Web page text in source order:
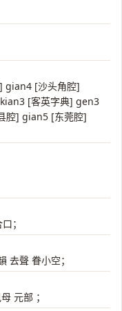
gian4 [沙头角腔]
[客英字典] gen3
腔] gian5 [东莞腔]
；
去聲 眷小空；
元部 ；